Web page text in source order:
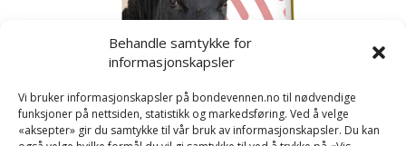
Behandle samtykke for
informasjonskapsler
Vi bruker informasjonskapsler på bondevennen.no til nødvendige
funksjoner på nettsiden, statistikk og markedsføring. Ved å velge
«aksepter» gir du samtykke til vår bruk av informasjonskapsler. Du kan